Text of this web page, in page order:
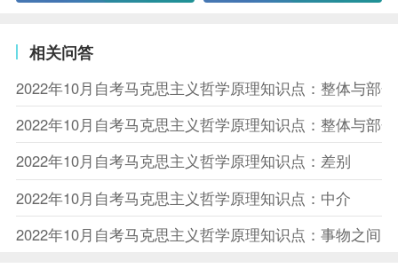
相关问答
2022年10月自考马克思主义哲学原理知识点：整体与部
2022年10月自考马克思主义哲学原理知识点：整体与部
2022年10月自考马克思主义哲学原理知识点：差别
2022年10月自考马克思主义哲学原理知识点：中介
2022年10月自考马克思主义哲学原理知识点：事物之间